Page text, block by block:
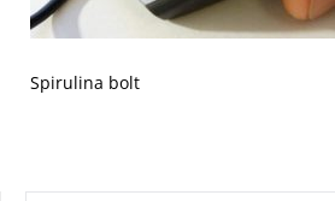
Spirulina bolt